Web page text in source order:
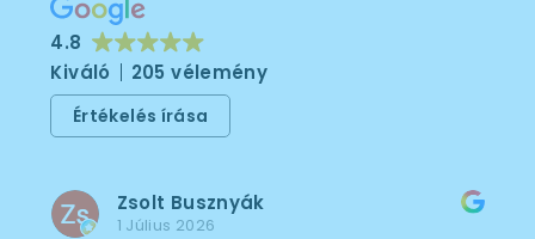
4.8
Kiváló
205 vélemény
Értékelés írása
Zsolt Busznyák
1 Július 2026